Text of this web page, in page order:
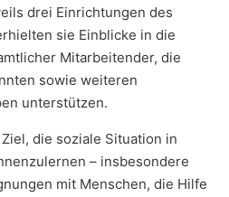
drei Einrichtungen des
sie Einblicke in die
Mitarbeitender, die
sowie weiteren
unterstützen.
die soziale Situation in
– insbesondere
mit Menschen, die Hilfe